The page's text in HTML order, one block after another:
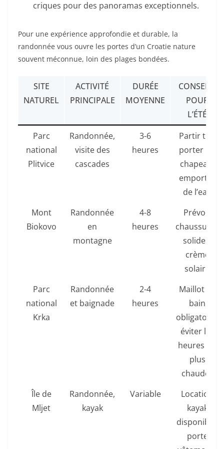
criques pour des panoramas exceptionnels.
Pour une expérience approfondie et durable, la
randonnée vous ouvre les portes d’un Croatie nature
souvent méconnue, loin des plages bondées.
SITE
NATUREL
ACTIVITÉ
PRINCIPALE
DURÉE
MOYENNE
CONSEILS
POUR
L’ÉTÉ
Parc
national
Plitvice
Randonnée,
visite des
cascades
3-6
heures
Partir tôt,
porter un
chapeau,
emporter
de l’eau
Mont
Biokovo
Randonnée
en
montagne
4-8
heures
Prévoir
chaussures
solides,
crème
solaire
Parc
national
Krka
Randonnée
et baignade
2-4
heures
Maillot de
bain
obligatoire,
éviter les
heures les
plus
chaudes
Île de
Mljet
Randonnée,
kayak
Variable
Location
kayak
disponible,
porte